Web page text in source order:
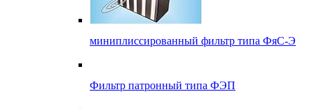
миниплиссированный фильтр типа ФяС-Э
Фильтр патронный типа ФЭП